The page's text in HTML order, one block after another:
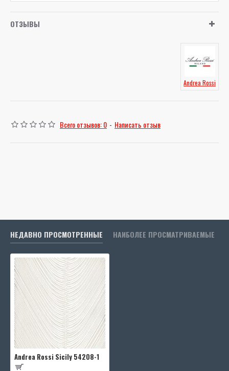
ОТЗЫВЫ
Andrea Rossi
Всего отзывов: 0 - Написать отзыв
НЕДАВНО ПРОСМОТРЕННЫЕ НАИБОЛЕЕ ПРОСМАТРИВАЕМЫЕ
Andrea Rossi Sicily 54208-1